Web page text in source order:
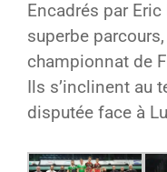
Encadrés par
superbe
championnat de
Ils s’inclinent au
disputée face à